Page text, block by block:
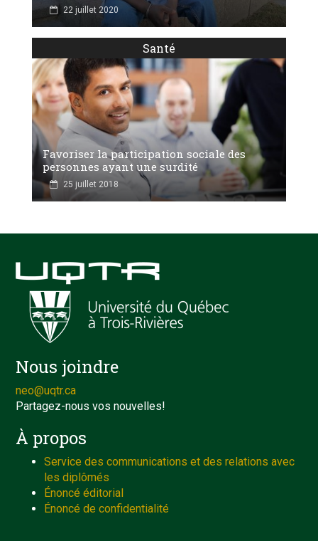
22 juillet 2020
Santé
Favoriser la participation sociale des
personnes ayant une surdité
25 juillet 2018
Nous joindre
neo@uqtr.ca
Partagez-nous vos nouvelles!
À propos
Service des communications et des relations avec
les diplômés
Énoncé éditorial
Énoncé de confidentialité